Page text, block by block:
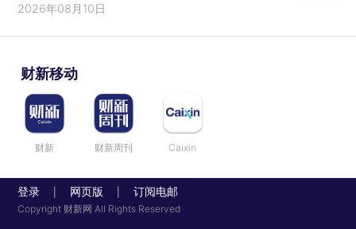
2026年08月10日
财新移动
财新 财新周刊 Caixin
登录 网页版 订阅电邮
Copyright 财新网 All Rights Reserved